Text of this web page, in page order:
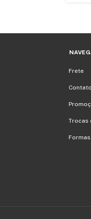
Frete
Contato
Trocas